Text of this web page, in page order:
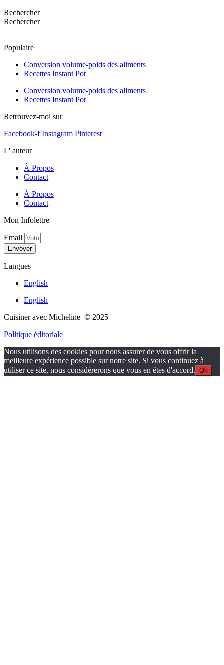
Rechercher
Rechercher
Populaire
Conversion volume-poids des aliments
Recettes Instant Pot
Conversion volume-poids des aliments
Recettes Instant Pot
Retrouvez-moi sur
Facebook-f Instagram Pinterest
L' auteur
À Propos
Contact
À Propos
Contact
Mon Infolettre
Email
Envoyer
Langues
English
English
Cuisiner avec Micheline © 2025
Politique éditoriale
Nous utilisons des cookies pour nous assurer de vous offrir la
meilleure expérience possible sur notre site. Si vous continuez à
utiliser ce site, nous considérerons que vous en êtes d'accord. Ok